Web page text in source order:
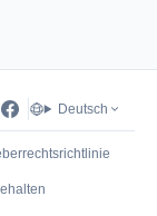
Deutsch
Tab)